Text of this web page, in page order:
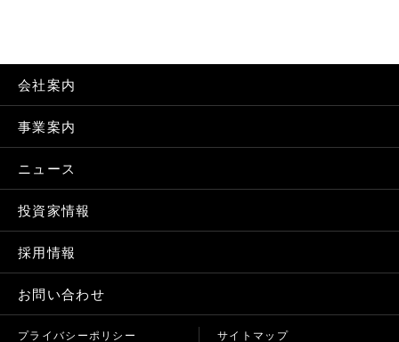
会社案内
事業案内
ニュース
投資家情報
採用情報
お問い合わせ
プライバシーポリシー サイトマップ